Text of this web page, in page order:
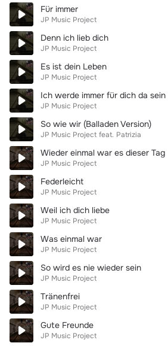
Für immer
JP Music Project
Denn ich lieb dich
JP Music Project
Es ist dein Leben
JP Music Project
Ich werde immer für dich da
JP Music Project
So wie wir (Balladen Version)
JP Music Project feat. Patrizia
Wieder einmal war es dieser Tag
JP Music Project
Federleicht
JP Music Project
Weil ich dich liebe
JP Music Project
Was einmal war
JP Music Project
So wird es nie wieder sein
JP Music Project
Tränenfrei
JP Music Project
Gute Freunde
JP Music Project